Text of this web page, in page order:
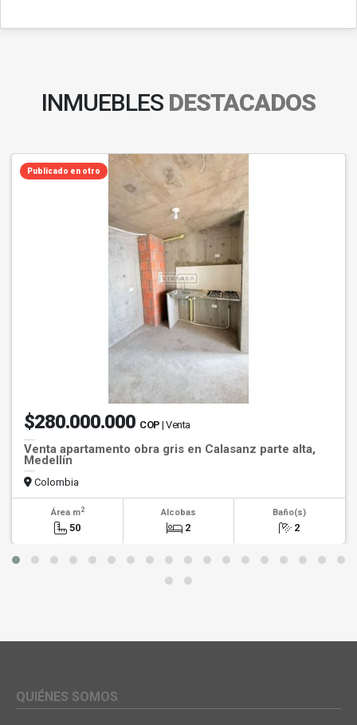
INMUEBLES DESTACADOS
Publicado en otro
$280.000.000 COP | Venta
Venta apartamento obra gris en Calasanz parte alta,
Medellín
Colombia
Área m2
50
Alcobas
2
Baño(s)
2
QUIÉNES SOMOS